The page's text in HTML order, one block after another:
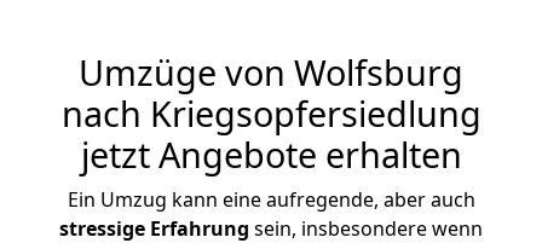
Umzüge von Wolfsburg
nach Kriegsopfersiedlung
jetzt Angebote erhalten
Ein Umzug kann eine aufregende, aber auch
stressige Erfahrung sein, insbesondere wenn